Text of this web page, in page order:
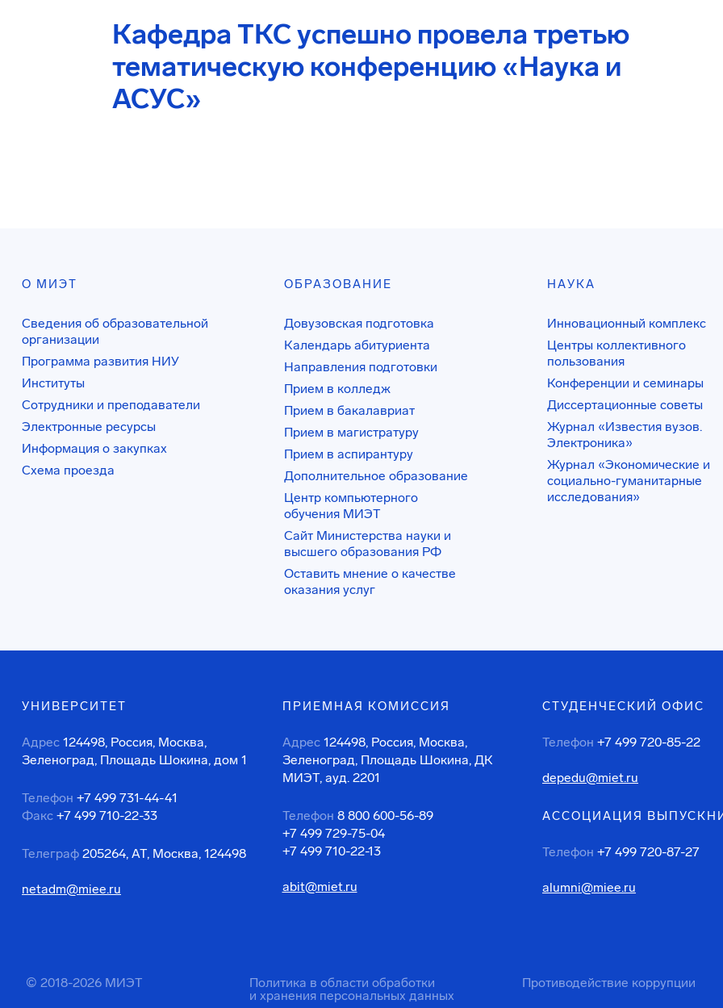
Кафедра ТКС успешно провела третью
тематическую конференцию «Наука и
АСУС»
О МИЭТ
Сведения об образовательной
организации
Программа развития НИУ
Институты
Сотрудники и преподаватели
Электронные ресурсы
Информация о закупках
Схема проезда
ОБРАЗОВАНИЕ
Довузовская подготовка
Календарь абитуриента
Направления подготовки
Прием в колледж
Прием в бакалавриат
Прием в магистратуру
Прием в аспирантуру
Дополнительное образование
Центр компьютерного
обучения МИЭТ
Сайт Министерства науки и
высшего образования РФ
Оставить мнение о качестве
оказания услуг
НАУКА
Инновационный комплекс
Центры коллективного
пользования
Конференции и семинары
Диссертационные советы
Журнал «Известия вузов.
Электроника»
Журнал «Экономические и
социально-гуманитарные
исследования»
УНИВЕРСИТЕТ
Адрес 124498, Россия, Москва,
Зеленоград, Площадь Шокина, дом 1
Телефон +7 499 731-44-41
Факс +7 499 710-22-33
Телеграф 205264, АТ, Москва, 124498
netadm@miee.ru
ПРИЕМНАЯ КОМИССИЯ
Адрес 124498, Россия, Москва,
Зеленоград, Площадь Шокина, ДК
МИЭТ, ауд. 2201
Телефон 8 800 600-56-89
+7 499 729-75-04
+7 499 710-22-13
abit@miet.ru
СТУДЕНЧЕСКИЙ ОФИС
Телефон +7 499 720-85-22
depedu@miet.ru
АССОЦИАЦИЯ
Телефон +7 499 720-87-27
alumni@miee.ru
© 2018-2026 МИЭТ
Политика в области обработки
и хранения персональных данных
Противодействие коррупции